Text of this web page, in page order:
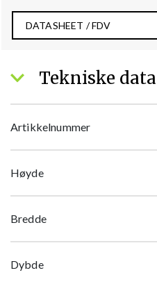
DATASHEET / FDV
Tekniske data
Artikkelnummer
Høyde
Bredde
Dybde